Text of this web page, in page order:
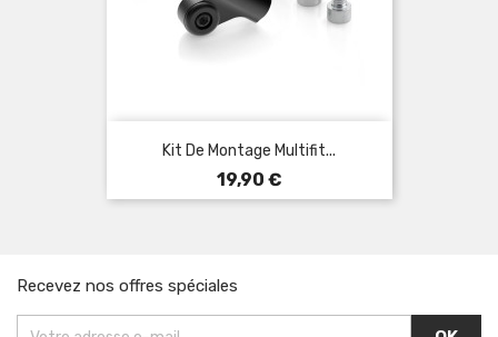
Kit De Montage Multifit...
Prix
19,90 €
Recevez nos offres spéciales